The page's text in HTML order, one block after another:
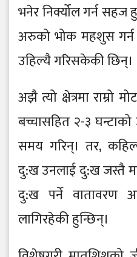
भनेर निर्क्योल गर्न
अरुको भोक महशुस
उहिल्यै गरिसकेकी छिन्।
अझै त्यो क्षेत्रमा राम्रो
बच्चासहित २-३
समय गरिन्। तर,
दु:ख उनलाई दु:ख जस्तै
दु:ख पर्ने वातावरण
लागिरहेकी हुन्छिन्।